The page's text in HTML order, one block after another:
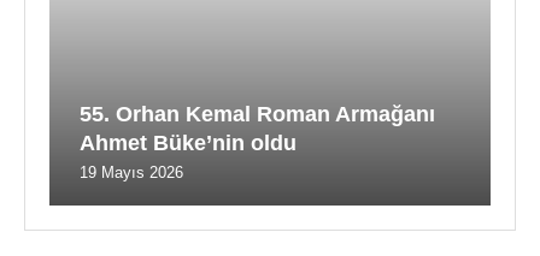
55. Orhan Kemal Roman Armağanı
Ahmet Büke’nin oldu
19 Mayıs 2026